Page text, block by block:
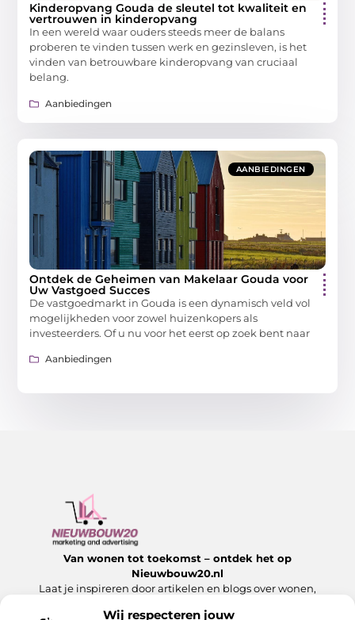
Wij respecteren jouw
Kinderopvang Gouda de sleutel tot kwaliteit en
vertrouwen in kinderopvang
In een wereld waar ouders steeds meer de balans
proberen te vinden tussen werk en gezinsleven, is het
vinden van betrouwbare kinderopvang van cruciaal
belang.
Aanbiedingen
AANBIEDINGEN
Ontdek de Geheimen van Makelaar Gouda voor
Uw Vastgoed Succes
De vastgoedmarkt in Gouda is een dynamisch veld vol
mogelijkheden voor zowel huizenkopers als
investeerders. Of u nu voor het eerst op zoek bent naar
Aanbiedingen
Van wonen tot toekomst – ontdek het op
Nieuwbouw20.nl
Laat je inspireren door artikelen en blogs over wonen,